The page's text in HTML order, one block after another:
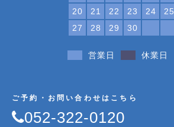
20
21 22 23 24 25
27
28 29 30
営業日 休業日
ご予約・お問い合わせはこちら
052-322-0120